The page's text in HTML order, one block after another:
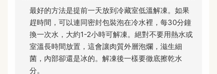
最好的方法是提前一天放到冷藏室低溫解凍。如果
趕時間，可以連同密封包裝泡在冷水裡，每30分鐘
換一次水，大約1-2小時可解凍。絕對不要用熱水或
室溫長時間放置，這會讓肉質外層泡爛，滋生細
菌，內部卻還是冰的。解凍後一樣要徹底擦乾水
分。